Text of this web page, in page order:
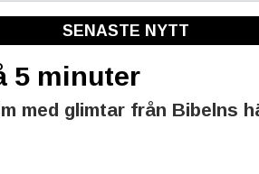
SENASTE NYTT
5 minuter
med glimtar från Bibelns